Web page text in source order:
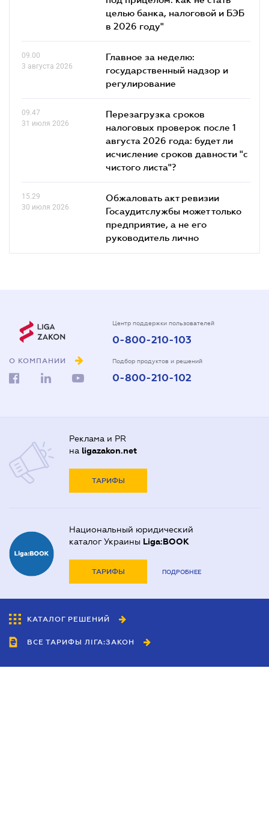
целью банка, налоговой и БЭБ
в 2026 году"
09.00
3 августа 2026
Главное за неделю:
государственный надзор и
регулирование
09.47
31 июля 2026
Перезагрузка сроков
налоговых проверок после 1
августа 2026 года: будет ли
исчисление сроков давности "с
чистого листа"?
15.29
30 июля 2026
Обжаловать акт ревизии
Госаудитслужбы может только
предприятие, а не его
руководитель лично
О КОМПАНИИ
Центр поддержки пользователей
0-800-210-103
Подбор продуктов и решений
0-800-210-102
Реклама и PR
на ligazakon.net
ТАРИФЫ
Национальный юридический
каталог Украины Liga:BOOK
ТАРИФЫ ПОДРОБНЕЕ
КАТАЛОГ РЕШЕНИЙ
ВСЕ ТАРИФЫ ЛІГА:ЗАКОН